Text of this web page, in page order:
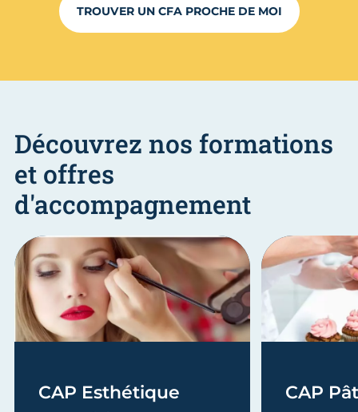
TROUVER UN CFA PROCHE DE MOI
Découvrez nos formations
et offres
d'accompagnement
CAP Esthétique
CAP